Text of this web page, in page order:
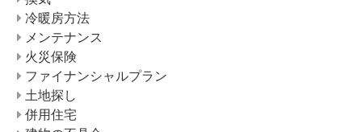
冷暖房方法
メンテナンス
火災保険
ファイナンシャルプラン
土地探し
併用住宅